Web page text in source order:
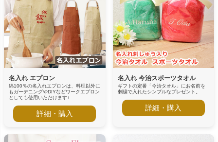
名入れ エプロン
綿100％の名入れエプロンは、料理以外に
もガーデニングやDIYなどワークエプロン
としても使用いただけます♪
詳細・購入
名入れ 今治スポーツタオル
ギフトの定番「今治タオル」にお名前を
刺繍で入れたシンプルなプレゼント。
詳細・購入